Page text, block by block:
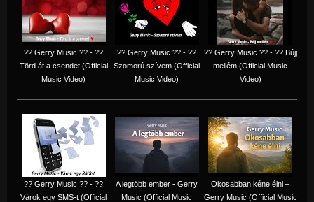
?? Gerry Music ?? - ??
Törd át a csendet (Official
Music Video)
?? Gerry Music ?? - ??
Szomorú szívem (Official
Music Video)
?? Gerry Music ?? - ?? Bújj
mellém (Official Music
Video)
?? Gerry Music ?? - ??
Várok egy SMS-t (Official
A legtöbb ember - Gerry
Music (Official Music
Okosabban kéne élni –
Gerry Music (Official Music